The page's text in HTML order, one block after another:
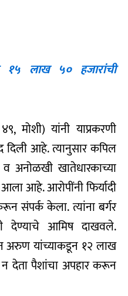
१५ लाख ५० हजारांची
यांनी याप्रकरणी
दिली आहे. त्यानुसार कपिल
अनोळखी खातेधारकाच्या
आहे. आरोपींनी फिर्यादी
केला. त्यांना बर्गर
देण्याचे आमिष दाखवले.
अरुण यांच्याकडून १२ लाख
न देता पैशांचा अपहार करून